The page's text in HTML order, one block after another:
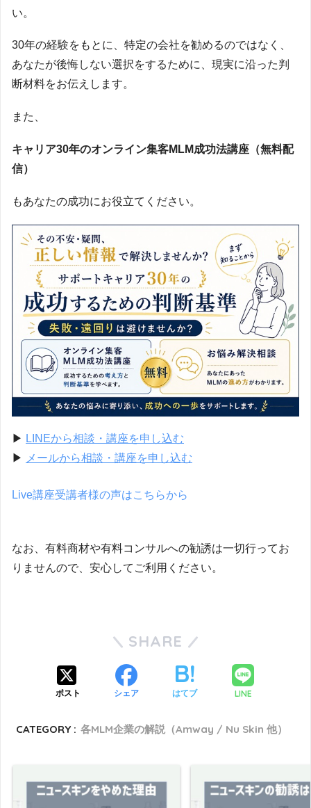
い。
30年の経験をもとに、特定の会社を勧めるのではなく、
あなたが後悔しない選択をするために、現実に沿った判
断材料をお伝えします。
また、
キャリア30年のオンライン集客MLM成功法講座（無料配
信）
もあなたの成功にお役立てください。
▶ LINEから相談・講座を申し込む
▶ メールから相談・講座を申し込む
Live講座受講者様の声はこちらから
なお、有料商材や有料コンサルへの勧誘は一切行ってお
りませんので、安心してご利用ください。
SHARE
ポスト シェア はてブ LINE
CATEGORY : 各MLM企業の解説（Amway / Nu Skin 他）